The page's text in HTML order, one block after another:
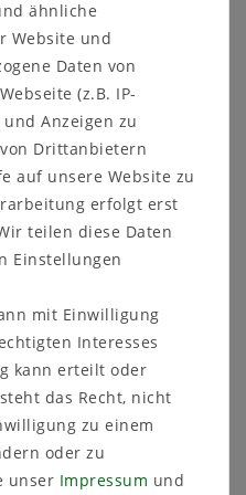
virginiana
Zauberhasel,
Nordamerikas
an der Virginia -
korallenartig
Sie erscheinen
zum Februar, also in
fast keine Blüten im
Die Virginische
der Haselnuss, sie
und wird ein
ist, dass die Pflanze
ähnliche
Website und
Daten von
(z.B. IP-
Anzeigen zu
Drittanbietern
auf unsere Website zu
erfolgt erst
teilen diese Daten
Einstellungen
mit Einwilligung
Interesses
kann erteilt oder
das Recht, nicht
zu einem
oder zu
unser Impressum und